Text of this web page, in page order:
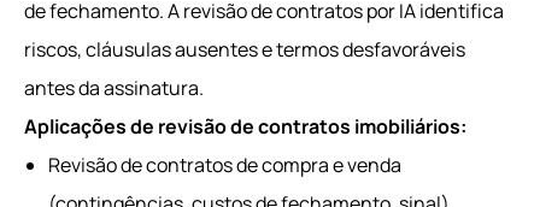
de fechamento. A revisão de contratos por IA identifica
riscos, cláusulas ausentes e termos desfavoráveis
antes da assinatura.
Aplicações de revisão de contratos imobiliários:
Revisão de contratos de compra e venda